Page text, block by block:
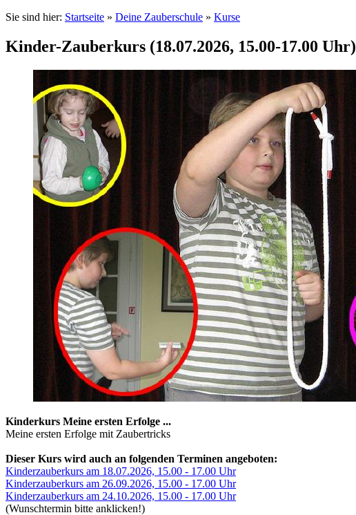
Sie sind hier: Startseite » Deine Zauberschule » Kurse
Kinder-Zauberkurs (18.07.2026, 15.00-17.00 Uhr)
Kinderkurs Meine ersten Erfolge ...
Meine ersten Erfolge mit Zaubertricks
Dieser Kurs wird auch an folgenden Terminen angeboten:
Kinderzauberkurs am 18.07.2026, 15.00 - 17.00 Uhr
Kinderzauberkurs am 26.09.2026, 15.00 - 17.00 Uhr
Kinderzauberkurs am 24.10.2026, 15.00 - 17.00 Uhr
(Wunschtermin bitte anklicken!)